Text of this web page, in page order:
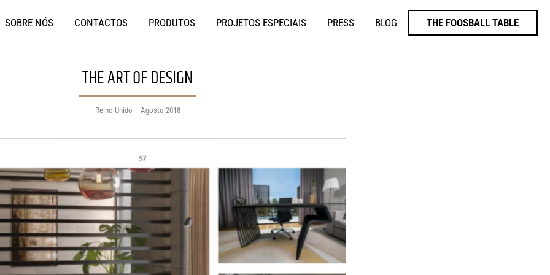
SOBRE NÓS CONTACTOS PRODUTOS PROJETOS ESPECIAIS PRESS BLOG THE FOOSBALL TABLE
THE ART OF DESIGN
Reino Unido – Agosto 2018